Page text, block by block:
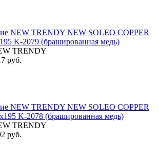
NEW TRENDY NEW SOLEO COPPER
K-2079 (брашированная медь)
TRENDY
руб.
NEW TRENDY NEW SOLEO COPPER
K-2078 (брашированная медь)
TRENDY
руб.